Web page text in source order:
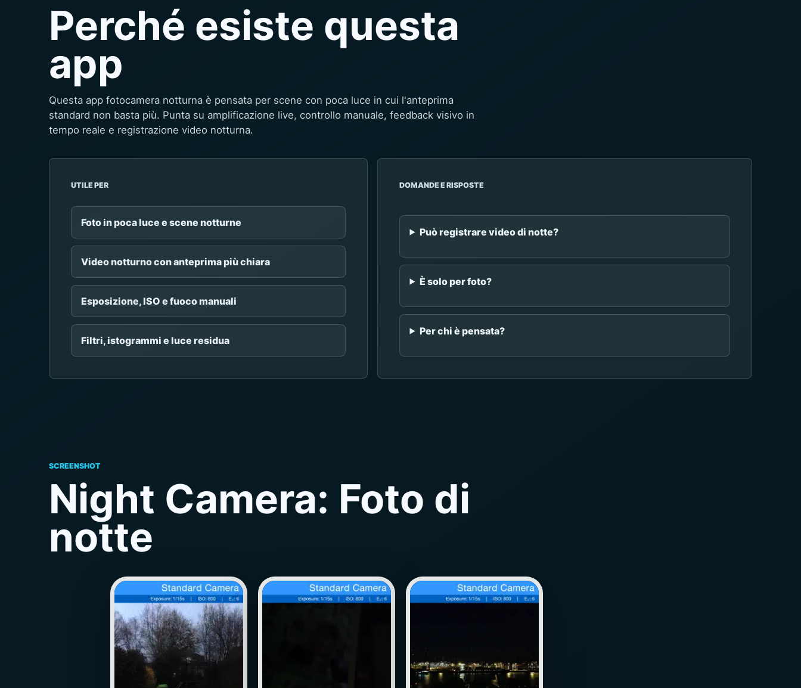
Perché esiste questa
app
Questa app fotocamera notturna è pensata per scene con poca luce in cui l'anteprima
standard non basta più. Punta su amplificazione live, controllo manuale, feedback visivo in
tempo reale e registrazione video notturna.
UTILE PER
Foto in poca luce e scene notturne
Video notturno con anteprima più chiara
Esposizione, ISO e fuoco manuali
Filtri, istogrammi e luce residua
DOMANDE E RISPOSTE
Può registrare video di notte?
È solo per foto?
Per chi è pensata?
SCREENSHOT
Night Camera: Foto di
notte